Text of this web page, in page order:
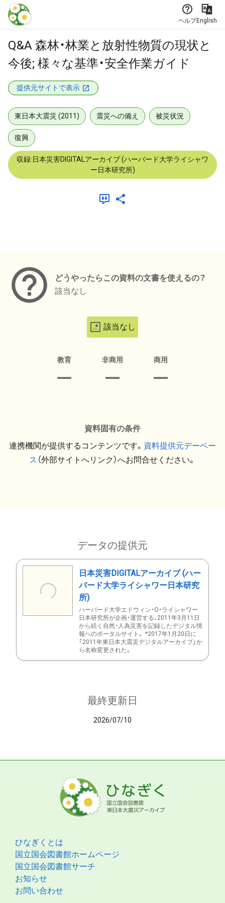
本文に飛ぶ
ヘルプEnglish
Q&A 森林・林業と放射性物質の現状と
今後; 様々な基準・安全作業ガイド
提供元サイトで表示
東日本大震災 (2011) 震災への備え 被災状況
復興
収録:日本災害DIGITALアーカイブ (ハーバード大学ライシャワ
ー日本研究所)
どうやったらこの資料の文書を使えるの？
該当なし
該当なし
教育 非商用 商用
資料固有の条件
連携機関が提供するコンテンツです。 資料提供元デーベー
ス （外部サイトへリンク）へお問合せください。
データの提供元
日本災害DIGITALアーカイブ (ハー
バード大学ライシャワー日本研究
所)
ハーバード大学エドウィン・O・ライシャワー
日本研究所が企画・運営する、2011年3月11日
から続く自然・人為災害を記録したデジタル情
報へのポータルサイト。 *2017年1月20日に
「2011年東日本大震災デジタルアーカイブ」か
ら名称変更された。
最終更新日
2026/07/10
ひなぎくとは
国立国会図書館ホームページ
国立国会図書館サーチ
お知らせ
お問い合わせ